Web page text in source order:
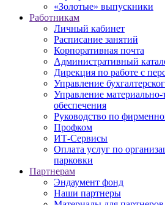
«Золотые» выпускники
Работникам
Личный кабинет
Расписание занятий
Корпоративная почта
Административный
Дирекция по работе с
Управление
Управление материально-
обеспечения
Руководство по
Профком
ИТ-Сервисы
Оплата услуг по
парковки
Партнерам
Эндаумент фонд
Наши партнеры